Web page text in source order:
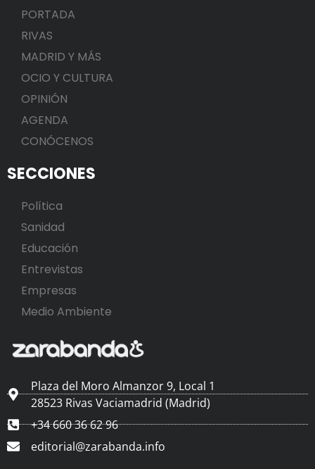
PORTADA
RIVAS
MADRID Y MÁS
OCIO Y CULTURA
OPINIÓN
AGENDA
CONÓCENOS
SECCIONES
Política
Sanidad
Educación
Entrevistas
Empresas
Medio Ambiente
Plaza del Moro Almanzor 9, Local 1
28523 Rivas Vaciamadrid (Madrid)
+34 660 36 62 96
editorial@zarabanda.info